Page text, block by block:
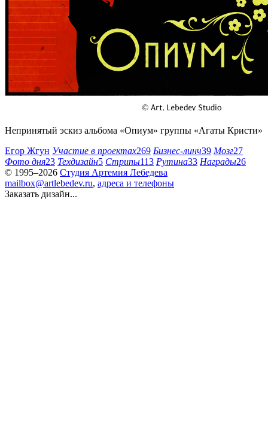
Непринятый эскиз альбома «Опиум» группы «Агаты Кристи»
Егор Жгун Участие в проектах269 Бизнес-линч39 Мозг27
Фото дня23 Техдизайн5 Стрипы113 Рутина33 Награды26
© 1995–2026 Студия Артемия Лебедева
mailbox@artlebedev.ru, адреса и телефоны
Заказать дизайн...